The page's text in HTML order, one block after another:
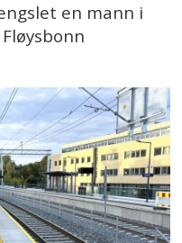
en mann i